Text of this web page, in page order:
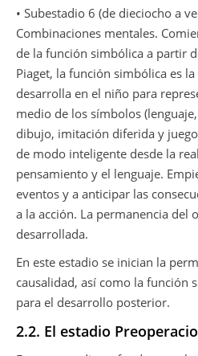
• Subestadio 6 (de dieciocho a
Combinaciones mentales.
de la función simbólica a partir
Piaget, la función simbólica es
desarrolla en el niño para
medio de los símbolos
dibujo, imitación diferida y
de modo inteligente desde la
pensamiento y el lenguaje.
eventos y a anticipar las
a la acción. La permanencia del
desarrollada.
En este estadio se inician la
causalidad, así como la función
para el desarrollo posterior.
2.2. El estadio